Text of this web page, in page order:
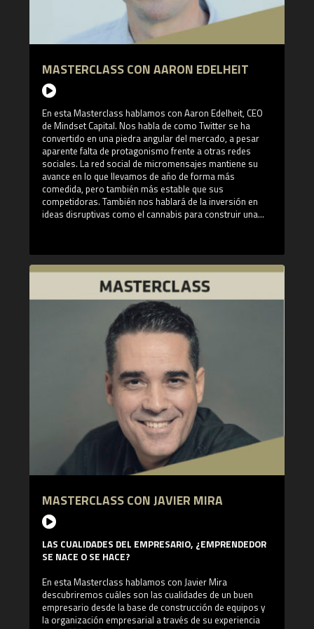
¿Cómo transformará la IA el sector financiero? ¿Quién es
Vailshire Capital Management. Vailshire Partners LP es un
fondo de cobertura a largo / corto plazo, centrado en la
alfa en todas las condiciones del mercado. También es
antiguo colaborador de The Motley Fool y colaborador
ocasional de Seeking Alpha.
MASTERCLASS CON AARON EDELHEIT
En esta Masterclass hablamos con Aaron Edelheit, CEO
de Mindset Capital. Nos habla de como Twitter se ha
convertido en una piedra angular del mercado, a pesar
aparente falta de protagonismo frente a otras redes
sociales. La red social de micromensajes mantiene su
avance en lo que llevamos de año de forma más
comedida, pero también más estable que sus
competidoras. También nos hablará de la inversión en
ideas disruptivas como el cannabis para construir una
MASTERCLASS CON JAVIER MIRA
LAS CUALIDADES DEL EMPRESARIO, ¿EMPRENDEDOR
SE NACE O SE HACE?
En esta Masterclass hablamos con Javier Mira
descubriremos cuáles son las cualidades de un buen
empresario desde la base de construcción de equipos y
la organización empresarial a través de su experiencia